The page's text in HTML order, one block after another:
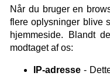
Når du bruger en
flere oplysninger blive
hjemmeside. Blandt
modtaget af os:
IP-adresse -